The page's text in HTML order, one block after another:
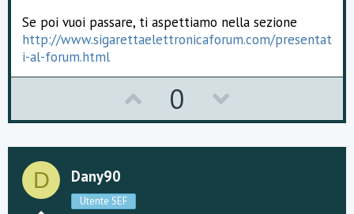
Se poi vuoi passare, ti aspettiamo nella sezione
http://www.sigarettaelettronicaforum.com/presentat
i-al-forum.html
p
v
0
o
w
D Dany90
Utente SEF